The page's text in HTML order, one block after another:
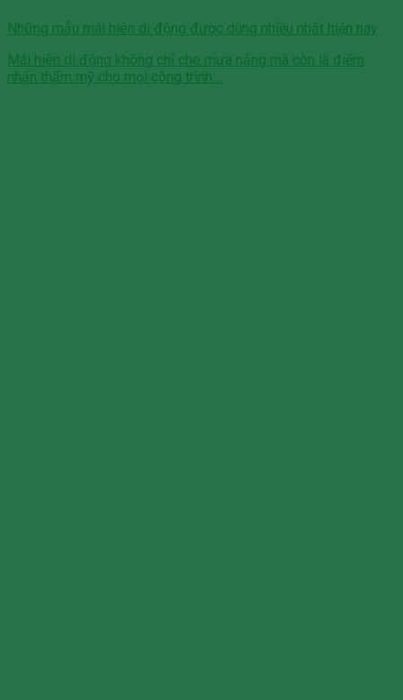
Những mẫu mái hiên di động được dùng nhiều nhất hiện nay
Mái hiên di động không chỉ che mưa nắng mà còn là điểm
nhấn thẩm mỹ cho mọi công trình....